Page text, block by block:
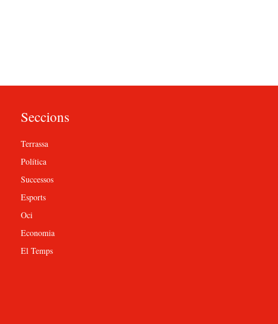
Seccions
Terrassa
Política
Successos
Esports
Oci
Economia
El Temps